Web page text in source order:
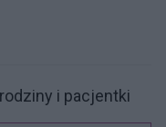
i pacjentki